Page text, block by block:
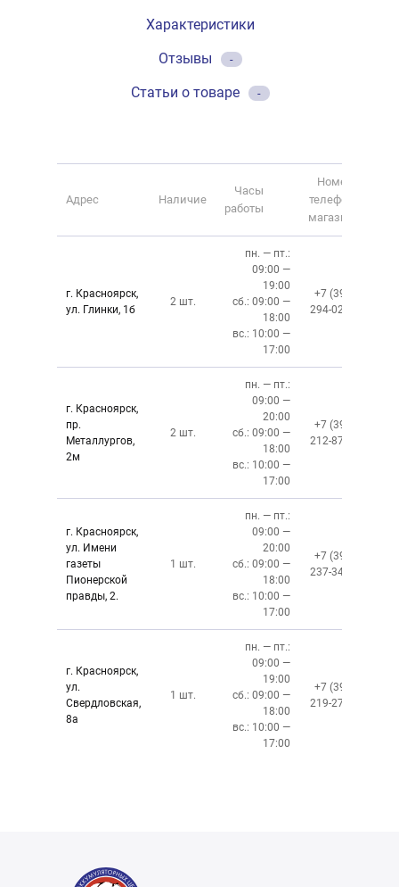
Характеристики
Отзывы
-
Статьи о товаре -
Адрес Наличие
Часы
работы
Номер
телефона
магазина
г. Красноярск,
ул. Глинки, 1б
2 шт.
пн. — пт.:
09:00 —
19:00
сб.: 09:00 —
18:00
вс.: 10:00 —
17:00
+7 (391)
294-02-02
г. Красноярск,
пр.
Металлургов,
2м
2 шт.
пн. — пт.:
09:00 —
20:00
сб.: 09:00 —
18:00
вс.: 10:00 —
17:00
+7 (391)
212-87-27
г. Красноярск,
ул. Имени
газеты
Пионерской
правды, 2.
1 шт.
пн. — пт.:
09:00 —
20:00
сб.: 09:00 —
18:00
вс.: 10:00 —
17:00
+7 (391)
237-34-34
г. Красноярск,
ул.
Свердловская,
8а
1 шт.
пн. — пт.:
09:00 —
19:00
сб.: 09:00 —
18:00
вс.: 10:00 —
17:00
+7 (391)
219-27-50